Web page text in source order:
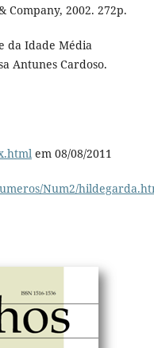
Company, 2002. 272p.
da Idade Média
Antunes Cardoso.
em 08/08/2011
Num2/